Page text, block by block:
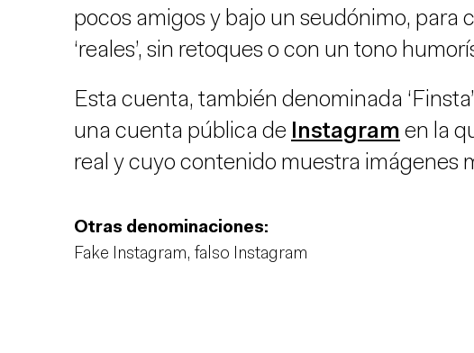
pocos amigos y bajo un seudónimo, para
‘reales’, sin retoques o con un tono
Esta cuenta, también denominada
una cuenta pública de Instagram en la
real y cuyo contenido muestra imágenes
Otras denominaciones:
Fake Instagram, falso Instagram